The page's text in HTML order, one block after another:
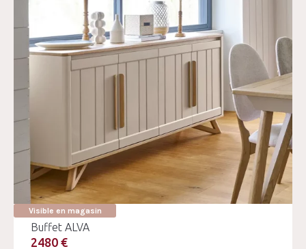
Visible en magasin
Buffet ALVA
2480 €